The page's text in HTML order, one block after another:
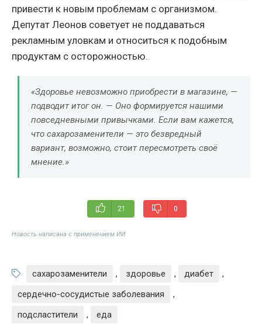
привести к новым проблемам с организмом.
Депутат Леонов советует не поддаваться
рекламным уловкам и относиться к подобным
продуктам с осторожностью.
«Здоровье невозможно приобрести в магазине, —
подводит итог он. — Оно формируется нашими
повседневными привычками. Если вам кажется,
что сахарозаменители — это безвредный
вариант, возможно, стоит пересмотреть своё
мнение.»
21 0
Новость написана с применением ИИ
сахарозаменители , здоровье , диабет
,
сердечно-сосудистые заболевания
,
подсластители
, еда